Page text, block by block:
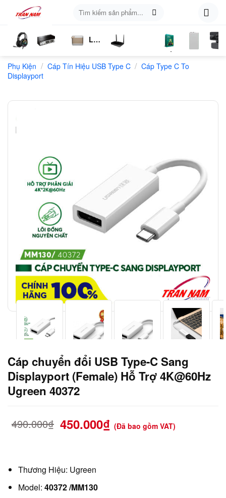
content
kiếm:
Nghe
Chia
Mạng
Loa
LTE
Sóng
Phần
Mềm
Kiện
Phụ Kiện / Cáp Tín Hiệu USB Type C / Cáp Type C To
Displayport
Cáp chuyển đổi USB Type-C Sang
Displayport (Female) Hỗ Trợ 4K@60Hz
Ugreen 40372
490.000₫ 450.000₫ (Đã bao gồm VAT)
Thương Hiệu: Ugreen
Model: 40372 /MM130